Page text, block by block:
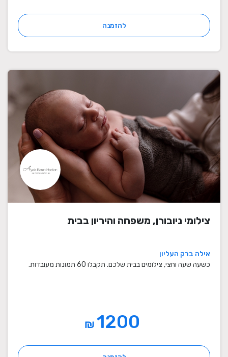
להזמנה
צילומי ניובורן, משפחה והיריון בבית
אילה ברק העליון
כשעה שעה וחצי, צילומים בבית שלכם. תקבלו 60 תמונות מעובדות.
₪